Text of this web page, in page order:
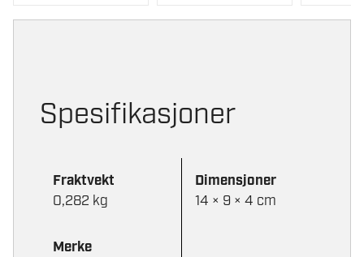
Spesifikasjoner
Fraktvekt
0,282 kg
Dimensjoner
14 × 9 × 4 cm
Merke